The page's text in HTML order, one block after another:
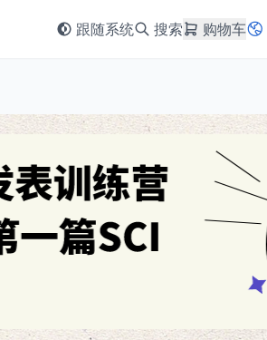
跟随系统 搜索 购物车